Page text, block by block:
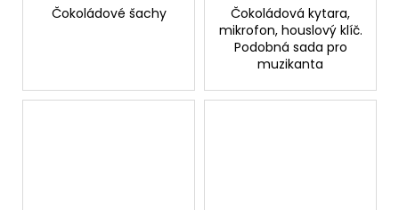
Čokoládové šachy
Čokoládová kytara,
mikrofon, houslový klíč.
Podobná sada pro
muzikanta